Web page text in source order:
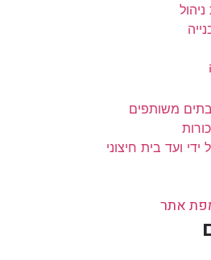
משותפים
ידי ועד בית חיצוני
אתר